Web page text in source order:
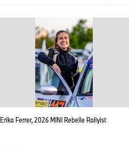
Erika Ferrer, 2026 MINI Rebelle Rallyist